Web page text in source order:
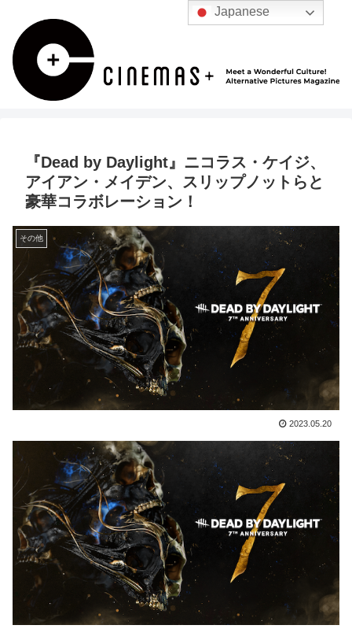
『Dead by Daylight』ニコラス・ケイジ、
アイアン・メイデン、スリップノットらと
豪華コラボレーション！
その他
2023.05.20
Japanese